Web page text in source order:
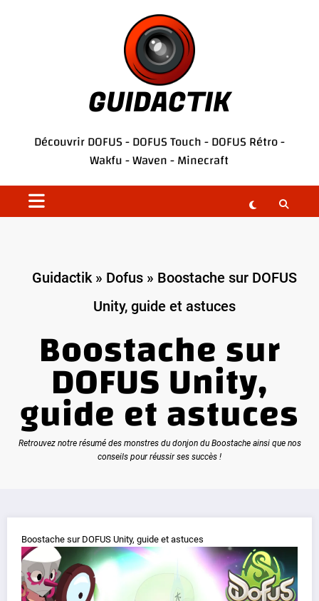
GUIDACTIK
DécouvrirDOFUS-DOFUS Touch-DOFUS Rétro-
Wakfu-Waven-Minecraft
Guidactik» Dofus» Boostache sur DOFUS
Unity, guide et astuces
Boostache sur
DOFUS Unity,
guide et astuces
Retrouvez notre résumé des monstres du donjon du Boostache ainsi que nos
conseils pour réussir ses succès !
Boostache sur DOFUS Unity, guide et astuces